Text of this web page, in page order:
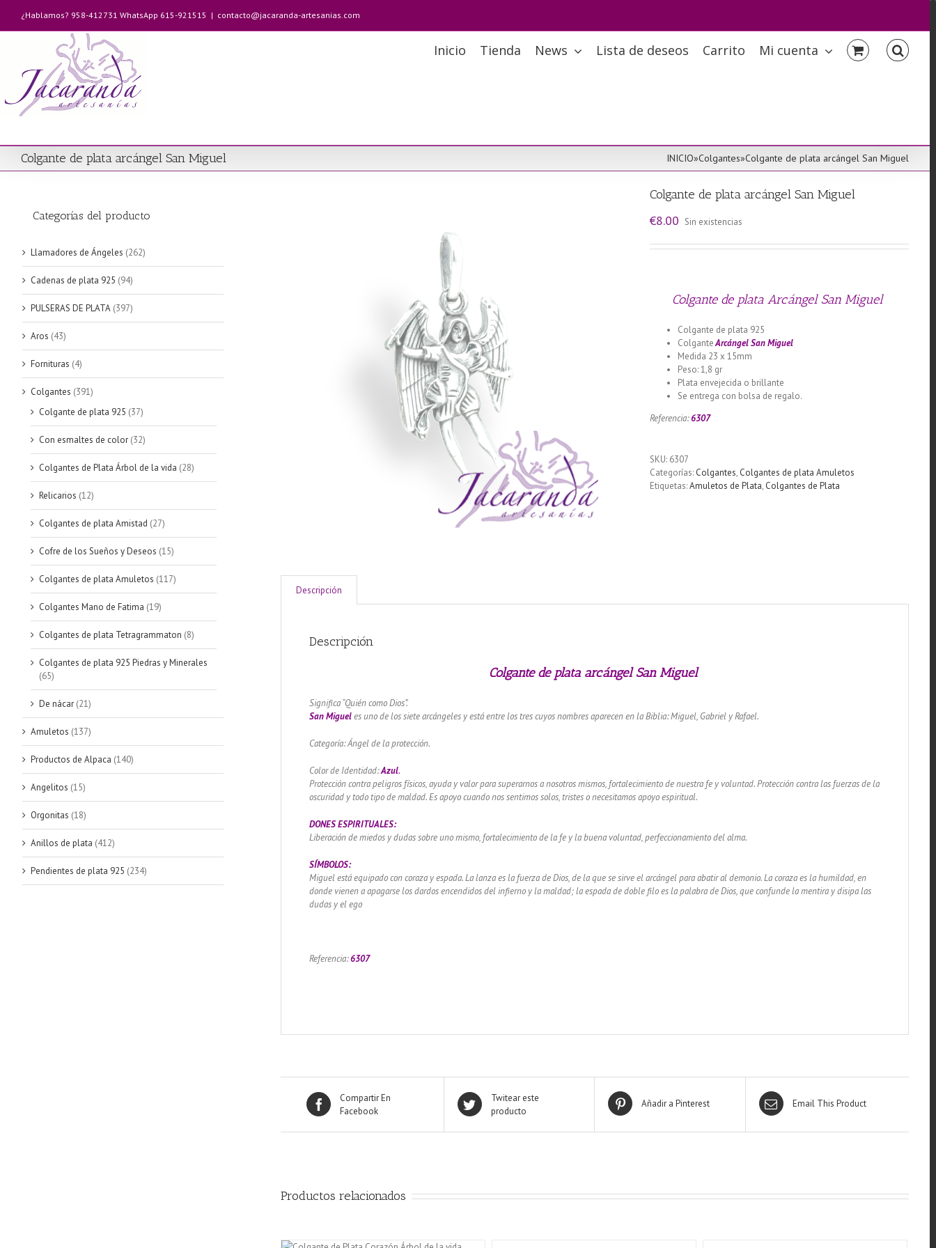
contenido
¿Hablamos? 958-412731 WhatsApp 615-921515 | contacto@jacaranda-artesanias.com
Inicio Tienda News Lista de deseos Carrito Mi cuenta
Colgante de plata arcángel San Miguel INICIO»Colgantes»Colgante de plata arcángel San Miguel
Colgante de plata arcángel San Miguel
€8.00 Sin existencias
Colgante de plata Arcángel San Miguel
Colgante de plata 925
ColganteArcángel San Miguel
Medida 23 x 15mm
Peso: 1,8 gr
Plata envejecida o brillante
Se entrega con bolsa de regalo.
Referencia:6307
SKU: 6307
Categorías: Colgantes, Colgantes de plata Amuletos
Etiquetas:Amuletos de Plata, Colgantes de Plata
Descripción
Descripción
Colgante de plata arcángel San Miguel
Significa “Quién como Dios”.
San Migueles uno de los siete arcángeles y está entre los tres cuyos nombres aparecen en la Biblia: Miguel, Gabriel y Rafael.
Categoría: Ángel de la protección.
Color de Identidad:Azul.
Protección contra peligros físicos, ayuda y valor para superarnos a nosotros mismos, fortalecimiento de nuestra fe y voluntad. Protección contra las fuerzas de la
oscuridad y todo tipo de maldad. Es apoyo cuando nos sentimos solos, tristes o necesitamos apoyo espiritual.
DONES ESPIRITUALES:
Liberación de miedos y dudas sobre uno mismo, fortalecimiento de la fe y la buena voluntad, perfeccionamiento del alma.
SÍMBOLOS:
Miguel está equipado con coraza y espada. La lanza es la fuerza de Dios, de la que se sirve el arcángel para abatir al demonio. La coraza es la humildad, en
donde vienen a apagarse los dardos encendidos del infierno y la maldad; la espada de doble filo es la palabra de Dios, que confunde la mentira y disipa las
dudas y el ego
Referencia:6307
Compartir En
Facebook
Twitear este
producto
Añadir a Pinterest Email This Product
Productos relacionados
Categorías del producto
Llamadores de Ángeles (262)
Cadenas de plata 925 (94)
PULSERAS DE PLATA (397)
Aros (43)
Fornituras (4)
Colgantes (391)
Colgante de plata 925 (37)
Con esmaltes de color (32)
Colgantes de Plata Árbol de la vida (28)
Relicarios (12)
Colgantes de plata Amistad (27)
Cofre de los Sueños y Deseos (15)
Colgantes de plata Amuletos (117)
Colgantes Mano de Fatima (19)
Colgantes de plata Tetragrammaton (8)
Colgantes de plata 925 Piedras y Minerales
(65)
De nácar (21)
Amuletos (137)
Productos de Alpaca (140)
Angelitos (15)
Orgonitas (18)
Anillos de plata (412)
Pendientes de plata 925 (234)